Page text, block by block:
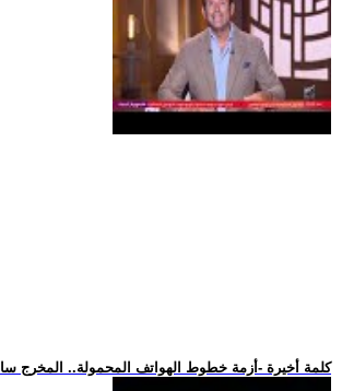
.. كلمة أخيرة -أزمة خطوط الهواتف المحمولة.. المخرج